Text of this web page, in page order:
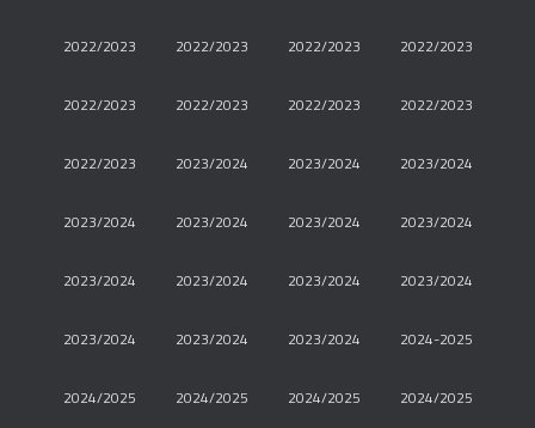
2022/2023 2022/2023 2022/2023 2022/2023
2022/2023 2022/2023 2022/2023 2022/2023
2022/2023 2023/2024 2023/2024 2023/2024
2023/2024 2023/2024 2023/2024 2023/2024
2023/2024 2023/2024 2023/2024 2023/2024
2023/2024 2023/2024 2023/2024 2024-2025
2024/2025 2024/2025 2024/2025 2024/2025